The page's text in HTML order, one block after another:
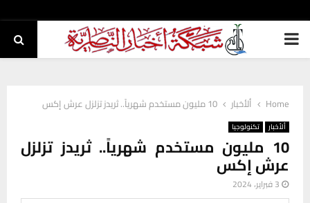
PRIMARY
Home ألأخبار 10 مليون مستخدم شهرياً.. ثريدز تزلزل عرش إكس
ألأخبار تكنولوجيا
10 مليون مستخدم شهرياً.. ثريدز تزلزل
عرش إكس
3 فبراير، 2024